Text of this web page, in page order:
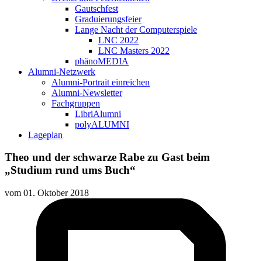
Gautschfest
Graduierungsfeier
Lange Nacht der Computerspiele
LNC 2022
LNC Masters 2022
phänoMEDIA
Alumni-Netzwerk
Alumni-Portrait einreichen
Alumni-Newsletter
Fachgruppen
LibriAlumni
polyALUMNI
Lageplan
Theo und der schwarze Rabe zu Gast beim
„Studium rund ums Buch“
vom 01. Oktober 2018